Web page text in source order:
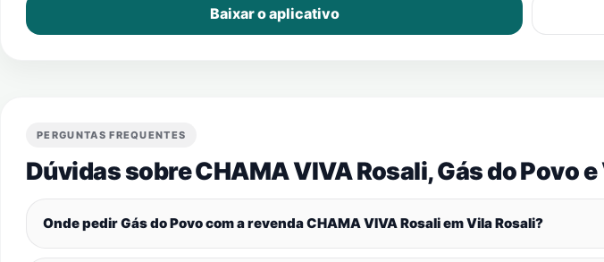
Baixar o aplicativo
PERGUNTAS FREQUENTES
Dúvidas sobre CHAMA VIVA Rosali, Gás do Povo e
Onde pedir Gás do Povo com a revenda CHAMA VIVA Rosali emVila Rosali?